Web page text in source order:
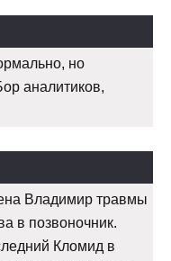
но
аналитиков,
Владимир травмы
в позвоночник.
Кломид в